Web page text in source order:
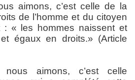
aimons, c’est celle de la
de l’homme et du citoyen
: « les hommes naissent et
égaux en droits.» (Article
aimons, c’est celle